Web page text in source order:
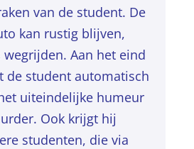
van de student. De
kan rustig blijven,
Aan het eind
de student automatisch
uiteindelijke humeur
Ook krijgt hij
studenten, die via